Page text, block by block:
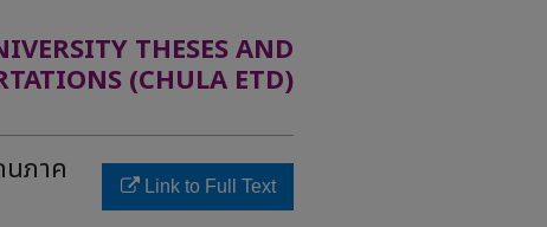
THESES AND
(CHULA ETD)
ภาค Link to Full Text